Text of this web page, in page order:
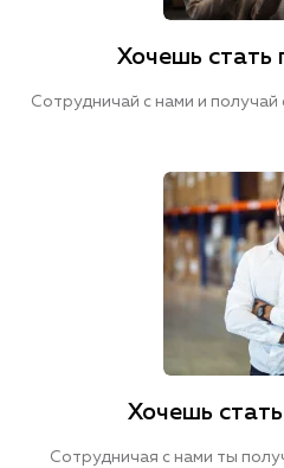
Хочешь стать
Сотрудничай с нами и
Хочешь
Сотрудничая с нами ты